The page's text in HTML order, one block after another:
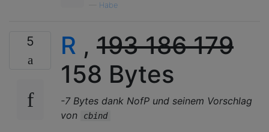
Habe
5 R , 193186179
158 Bytes
-7 Bytes dank NofP und seinem Vorschlag
von
cbind